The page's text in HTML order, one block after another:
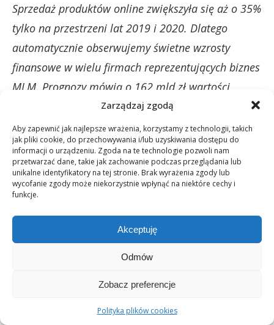
Zarządzaj zgodą
Aby zapewnić jak najlepsze wrażenia, korzystamy z technologii, takich
jak pliki cookie, do przechowywania i/lub uzyskiwania dostępu do
informacji o urządzeniu. Zgoda na te technologie pozwoli nam
przetwarzać dane, takie jak zachowanie podczas przeglądania lub
unikalne identyfikatory na tej stronie. Brak wyrażenia zgody lub
wycofanie zgody może niekorzystnie wpłynąć na niektóre cechy i
funkcje.
Akceptuję
Odmów
Zobacz preferencje
Polityka plików cookies
Sprzedaż produktów online zwiększyła się aż o 35%
tylko na przestrzeni lat 2019 i 2020. Dlatego
automatycznie obserwujemy świetne wzrosty
finansowe w wielu firmach reprezentujących biznes
MLM. Prognozy mówią o 162 mld zł wartości
polskiego rynku e-commerce w roku 2026. To jest
bardzo fajny, obfity tort do podziału również dla
firm i handlowców w sektorze sprzedaży
bezpośredniej i marketingu sieciowego:
„Pandemia zmieniła zachowania konsumenckie
Polaków. Jak wykorzystała to branża sprzedaży
bezpośredniej i marketingu sieciowego?
MOGĄ CIĘ RÓWNIEŻ ZAINTERESOWAĆ